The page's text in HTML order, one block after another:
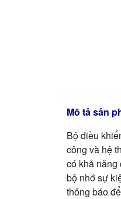
Mô tả sản
Bộ điều
công và hệ
có khả năng
bộ nhớ sự
thông báo